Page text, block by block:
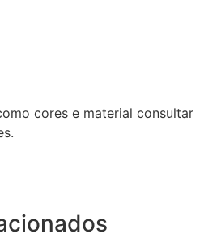
cores e material consultar